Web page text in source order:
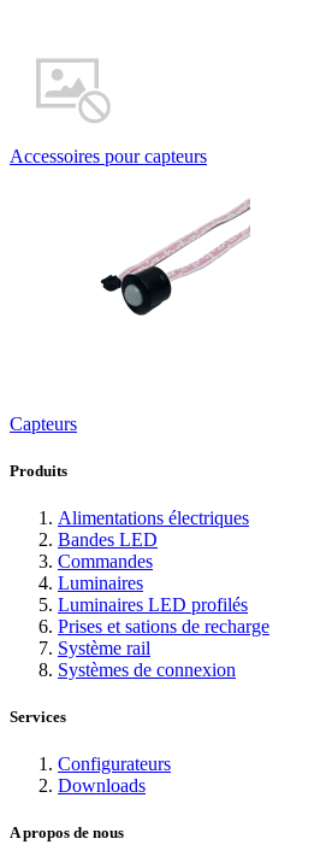
Accessoires pour capteurs
Capteurs
Produits
Alimentations électriques
Bandes LED
Commandes
Luminaires
Luminaires LED profilés
Prises et sations de recharge
Système rail
Systèmes de connexion
Services
Configurateurs
Downloads
A propos de nous